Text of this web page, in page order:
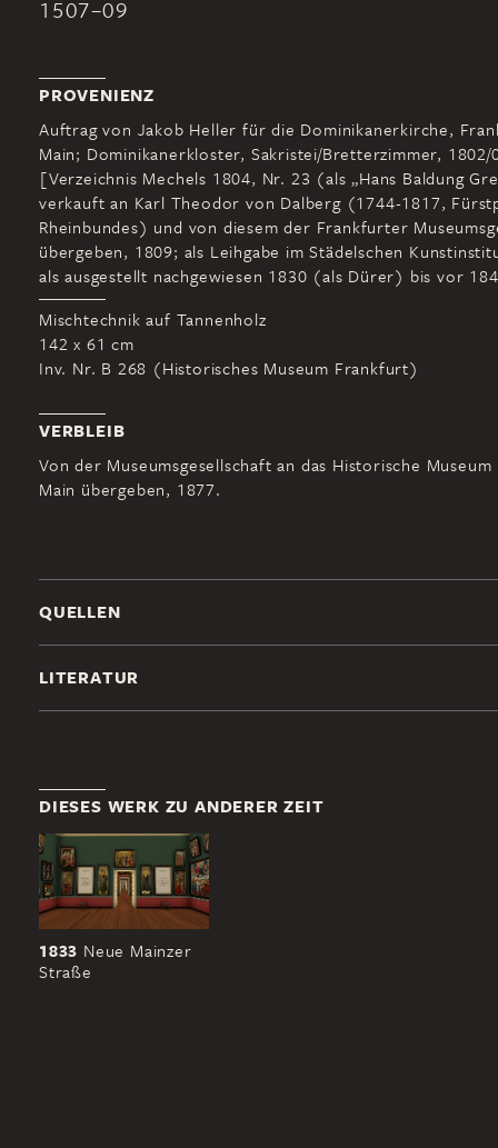
1507–09
PROVENIENZ
Auftrag von Jakob Heller für die Dominikanerkirche,
Main; Dominikanerkloster, Sakristei/Bretterzimmer, 1802/
[Verzeichnis Mechels 1804, Nr. 23 (als „Hans Baldung
verkauft an Karl Theodor von Dalberg (1744-1817,
Rheinbundes) und von diesem der Frankfurter
übergeben, 1809; als Leihgabe im Städelschen
als ausgestellt nachgewiesen 1830 (als Dürer) bis vor
Mischtechnik auf Tannenholz
142 x 61 cm
Inv. Nr. B 268 (Historisches Museum Frankfurt)
VERBLEIB
Von der Museumsgesellschaft an das Historische
Main übergeben, 1877.
QUELLEN
LITERATUR
DIESES WERK ZU ANDERER ZEIT
1833 Neue Mainzer
Straße